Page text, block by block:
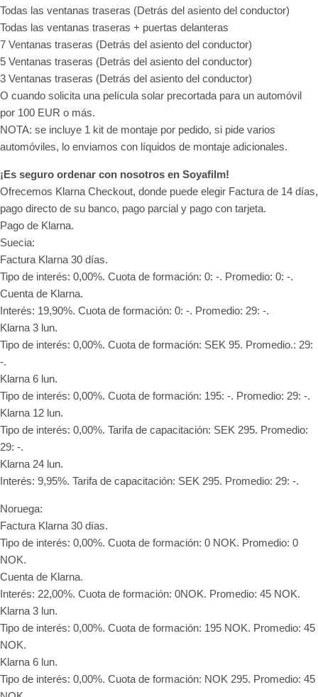
Todas las ventanas traseras (Detrás del asiento del conductor)
Todas las ventanas traseras + puertas delanteras
7 Ventanas traseras (Detrás del asiento del conductor)
5 Ventanas traseras (Detrás del asiento del conductor)
3 Ventanas traseras (Detrás del asiento del conductor)
O cuando solicita una película solar precortada para un automóvil
por 100 EUR o más.
NOTA: se incluye 1 kit de montaje por pedido, si pide varios
automóviles, lo enviamos con líquidos de montaje adicionales.
¡Es seguro ordenar con nosotros en Soyafilm!
Ofrecemos Klarna Checkout, donde puede elegir Factura de 14 días,
pago directo de su banco, pago parcial y pago con tarjeta.
Pago de Klarna.
Suecia:
Factura Klarna 30 días.
Tipo de interés: 0,00%. Cuota de formación: 0: -. Promedio: 0: -.
Cuenta de Klarna.
Interés: 19,90%. Cuota de formación: 0: -. Promedio: 29: -.
Klarna 3 lun.
Tipo de interés: 0,00%. Cuota de formación: SEK 95. Promedio.: 29:
-.
Klarna 6 lun.
Tipo de interés: 0,00%. Cuota de formación: 195: -. Promedio: 29: -.
Klarna 12 lun.
Tipo de interés: 0,00%. Tarifa de capacitación: SEK 295. Promedio:
29: -.
Klarna 24 lun.
Interés: 9,95%. Tarifa de capacitación: SEK 295. Promedio: 29: -.
Noruega:
Factura Klarna 30 días.
Tipo de interés: 0,00%. Cuota de formación: 0 NOK. Promedio: 0
NOK.
Cuenta de Klarna.
Interés: 22,00%. Cuota de formación: 0NOK. Promedio: 45 NOK.
Klarna 3 lun.
Tipo de interés: 0,00%. Cuota de formación: 195 NOK. Promedio: 45
NOK.
Klarna 6 lun.
Tipo de interés: 0,00%. Cuota de formación: NOK 295. Promedio: 45